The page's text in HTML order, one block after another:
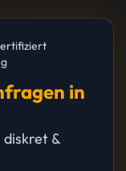
in
diskret &